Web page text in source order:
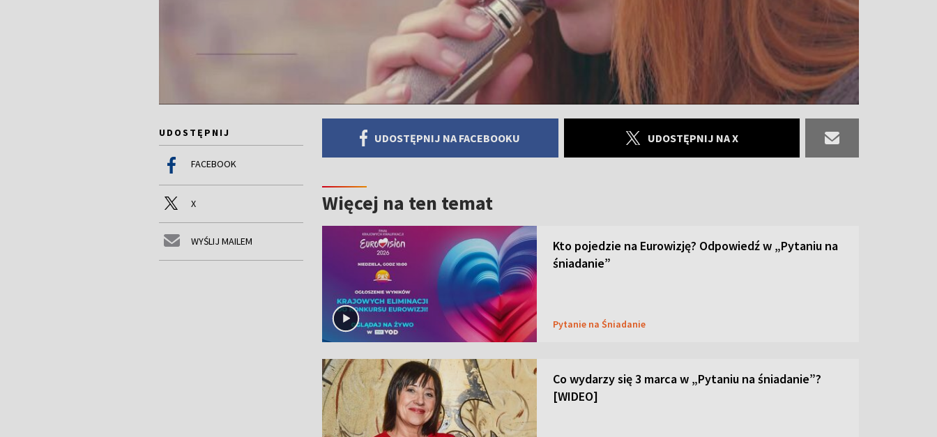
UDOSTĘPNIJ
FACEBOOK
X
WYŚLIJ MAILEM
UDOSTĘPNIJ NA FACEBOOKU UDOSTĘPNIJ NA X
Więcej na ten temat
Kto pojedzie na Eurowizję? Odpowiedź w „Pytaniu na
śniadanie”
Pytanie na Śniadanie
Co wydarzy się 3 marca w „Pytaniu na śniadanie”?
[WIDEO]